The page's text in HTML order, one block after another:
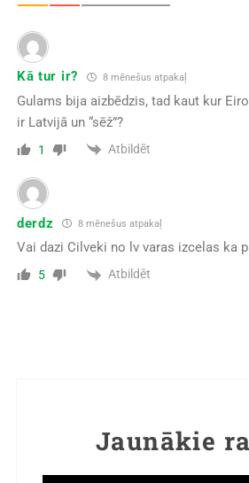
Kā tur ir? 8 mēnešus atpakaļ
Gulams bija aizbēdzis, tad kaut kur
ir Latvijā un “sēž”?
1 Atbildēt
derdz 8 mēnešus atpakaļ
Vai dazi Cilveki no lv varas izcelas ka
5 Atbildēt
Jaunākie